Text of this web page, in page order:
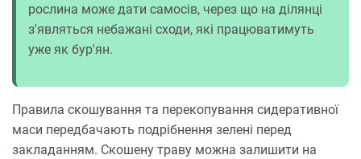
рослина може дати самосів, через що на ділянці
з'являться небажані сходи, які працюватимуть
уже як бур'ян.
Правила скошування та перекопування сидеративної
маси передбачають подрібнення зелені перед
закладанням. Скошену траву можна залишити на